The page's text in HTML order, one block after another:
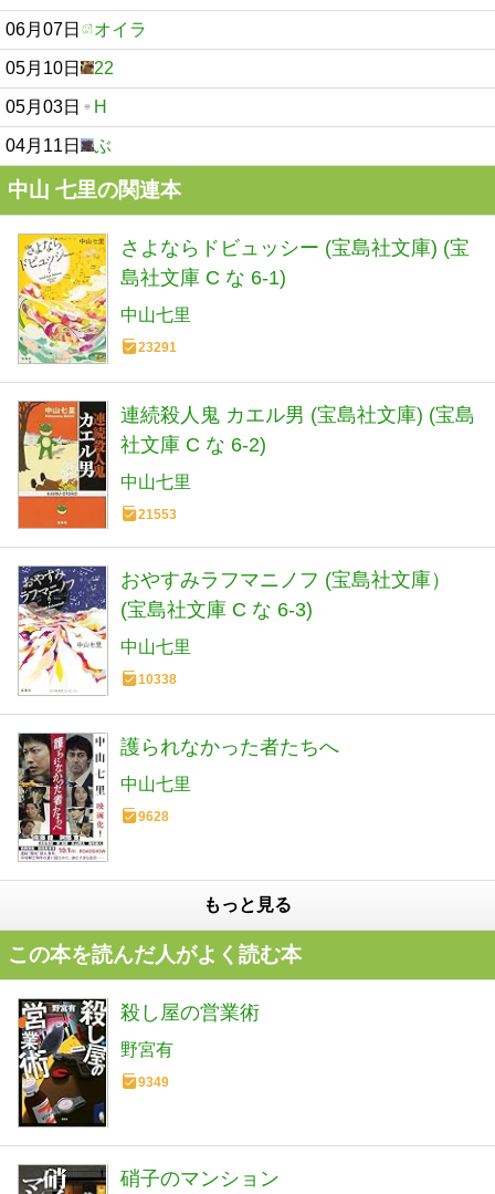
06月07日 オイラ
05月10日 22
05月03日 H
04月11日 ぶ
中山 七里の関連本
さよならドビュッシー (宝島社文庫) (宝
島社文庫 C な 6-1)
中山七里
23291
連続殺人鬼 カエル男 (宝島社文庫) (宝島
社文庫 C な 6-2)
中山七里
21553
おやすみラフマニノフ (宝島社文庫）
(宝島社文庫 C な 6-3)
中山七里
10338
護られなかった者たちへ
中山七里
9628
もっと見る
この本を読んだ人がよく読む本
殺し屋の営業術
野宮有
9349
硝子のマンション